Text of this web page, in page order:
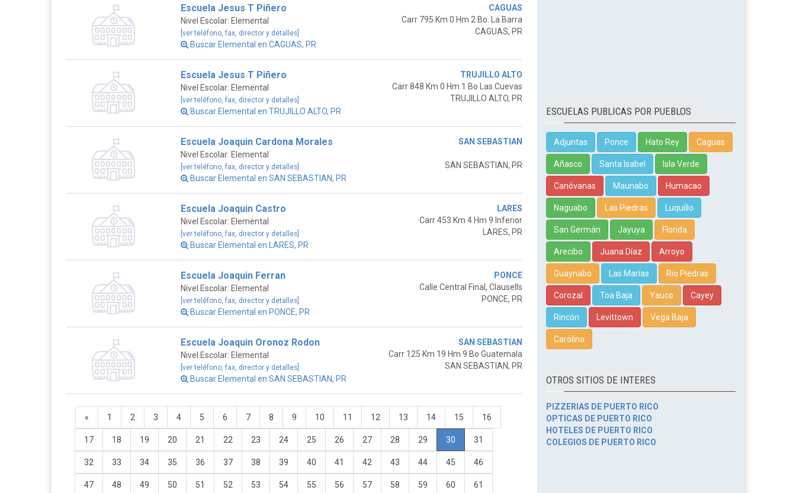
Escuela Jesus T Piñero
Nivel Escolar: Elemental
[ver teléfono, fax, director y detalles]
Buscar Elemental en CAGUAS, PR
CAGUAS
Carr 795 Km 0 Hm 2 Bo. La Barra
CAGUAS, PR
Escuela Jesus T Piñero
Nivel Escolar: Elemental
[ver teléfono, fax, director y detalles]
Buscar Elemental en TRUJILLO ALTO, PR
TRUJILLO ALTO
Carr 848 Km 0 Hm 1 Bo Las Cuevas
TRUJILLO ALTO, PR
Escuela Joaquin Cardona Morales
Nivel Escolar: Elemental
[ver teléfono, fax, director y detalles]
Buscar Elemental en SAN SEBASTIAN, PR
SAN SEBASTIAN
SAN SEBASTIAN, PR
Escuela Joaquin Castro
Nivel Escolar: Elemental
[ver teléfono, fax, director y detalles]
Buscar Elemental en LARES, PR
LARES
Carr 453 Km 4 Hm 9 Inferior
LARES, PR
Escuela Joaquin Ferran
Nivel Escolar: Elemental
[ver teléfono, fax, director y detalles]
Buscar Elemental en PONCE, PR
PONCE
Calle Central Final, Clausells
PONCE, PR
Escuela Joaquin Oronoz Rodon
Nivel Escolar: Elemental
[ver teléfono, fax, director y detalles]
Buscar Elemental en SAN SEBASTIAN, PR
SAN SEBASTIAN
Carr 125 Km 19 Hm 9 Bo Guatemala
SAN SEBASTIAN, PR
« 1 2 3 4 5 6 7 8 9 10 11 12 13 14 15 16
17 18 19 20 21 22 23 24 25 26 27 28 29 30 31
32 33 34 35 36 37 38 39 40 41 42 43 44 45 46
47 48 49 50 51 52 53 54 55 56 57 58 59 60 61
ESCUELAS PUBLICAS POR PUEBLOS
Adjuntas Ponce Hato Rey Caguas
Añasco Santa Isabel Isla Verde
Canóvanas Maunabo Humacao
Naguabo Las Piedras Luquillo
San Germán Jayuya Florida
Arecibo Juana Díaz Arroyo
Guaynabo Las Marías Rio Piedras
Corozal Toa Baja Yauco Cayey
Rincón Levittown Vega Baja
Carolina
OTROS SITIOS DE INTERES
PIZZERIAS DE PUERTO RICO
OPTICAS DE PUERTO RICO
HOTELES DE PUERTO RICO
COLEGIOS DE PUERTO RICO